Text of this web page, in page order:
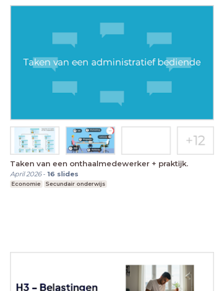
Taken van een onthaalmedewerker + praktijk.
April 2026- 16 slides
Economie Secundair onderwijs